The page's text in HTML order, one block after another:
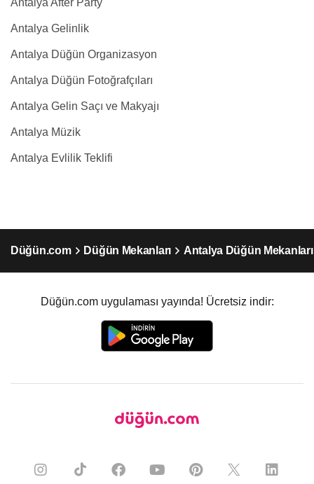
Antalya After Party
Antalya Gelinlik
Antalya Düğün Organizasyon
Antalya Düğün Fotoğrafçıları
Antalya Gelin Saçı ve Makyajı
Antalya Müzik
Antalya Evlilik Teklifi
Düğün.com Düğün Mekanları Antalya Düğün Mekanları
Düğün.com uygulaması yayında! Ücretsiz indir: